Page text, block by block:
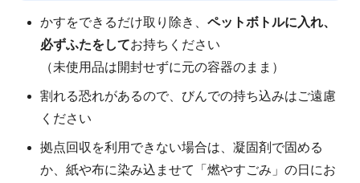
かすをできるだけ取り除き、 ペットボトルに入れ、
必ずふたをしてお持ちください
（未使用品は開封せずに元の容器のまま）
割れる恐れがあるので、びんでの持ち込みはご遠慮
ください
拠点回収を利用できない場合は、凝固剤で固める
か、紙や布に染み込ませて「燃やすごみ」の日にお